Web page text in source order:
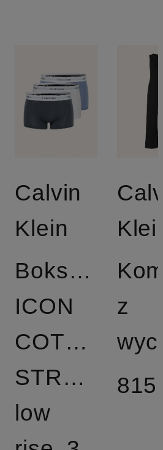
Calvin
Klein
Bokserki
ICON
COTTON
STRETCH
low
z
815